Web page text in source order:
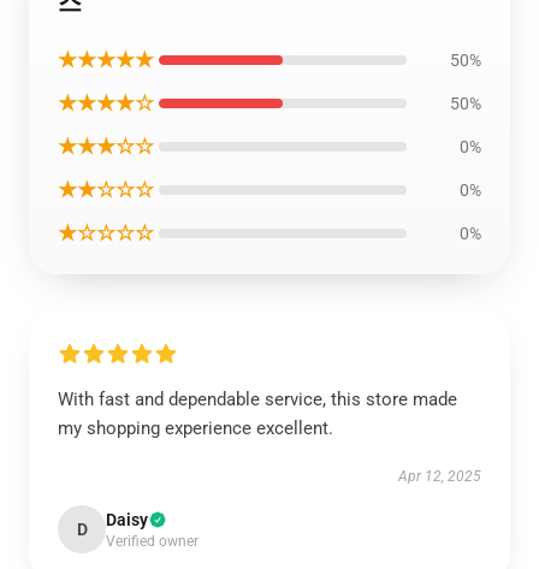
★★★★★ 50%
★★★★☆ 50%
★★★☆☆ 0%
★★☆☆☆ 0%
★☆☆☆☆ 0%
With fast and dependable service, this store made
my shopping experience excellent.
Apr 12, 2025
D Daisy
Verified owner